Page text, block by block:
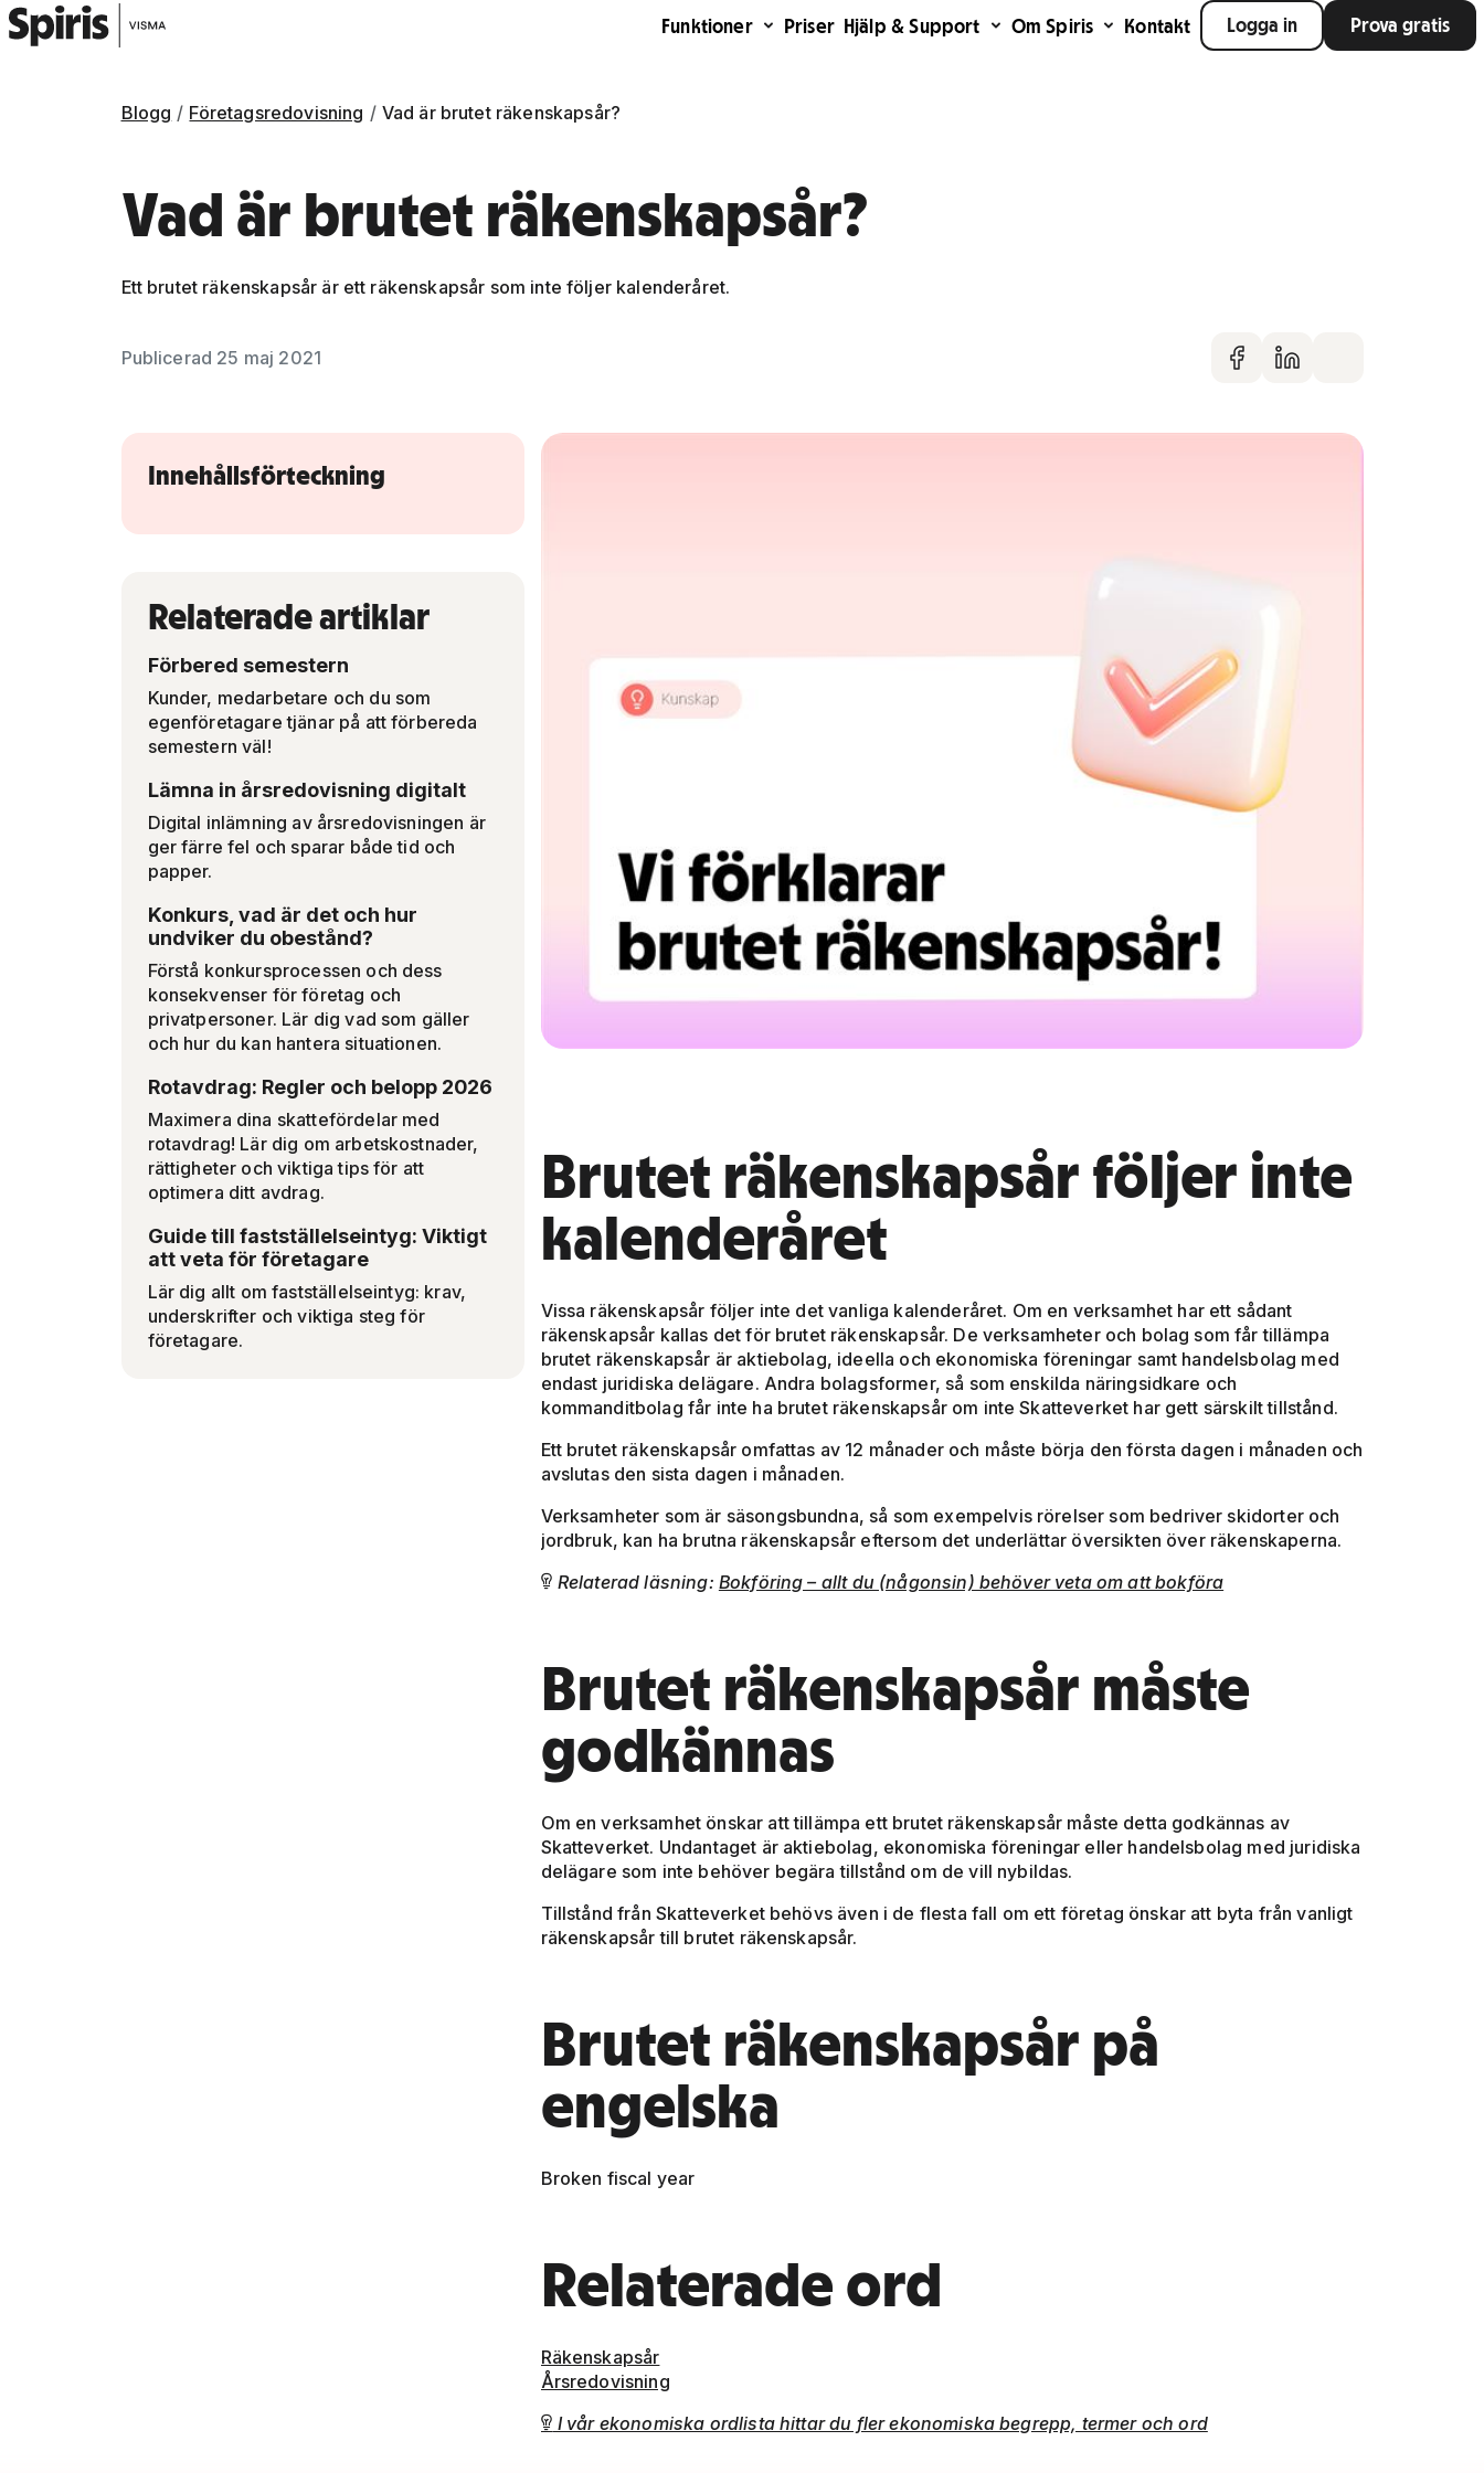
Funktioner Priser Hjälp & Support Om Spiris Kontakt Logga in Prova gratis
Blogg Företagsredovisning Vad är brutet räkenskapsår?
Vad är brutet räkenskapsår?
Ett brutet räkenskapsår är ett räkenskapsår som inte följer kalenderåret.
Publicerad 25 maj 2021 Dela på
Dela på
Gå vidare till artikelns
Innehållsförteckning
Relaterade artiklar
Förbered semestern
Kunder, medarbetare och du som
egenföretagare tjänar på att förbereda
semestern väl!
Lämna in årsredovisning digitalt
Digital inlämning av årsredovisningen är
ger färre fel och sparar både tid och
papper.
Konkurs, vad är det och hur
undviker du obestånd?
Förstå konkursprocessen och dess
konsekvenser för företag och
privatpersoner. Lär dig vad som gäller
och hur du kan hantera situationen.
Rotavdrag: Regler och belopp 2026
Maximera dina skattefördelar med
rotavdrag! Lär dig om arbetskostnader,
rättigheter och viktiga tips för att
optimera ditt avdrag.
Guide till fastställelseintyg: Viktigt
att veta för företagare
Lär dig allt om fastställelseintyg: krav,
underskrifter och viktiga steg för
företagare.
Brutet räkenskapsår följer inte
kalenderåret
Vissa räkenskapsår följer inte det vanliga kalenderåret. Om en verksamhet har ett sådant
räkenskapsår kallas det för brutet räkenskapsår. De verksamheter och bolag som får tillämpa
brutet räkenskapsår är aktiebolag, ideella och ekonomiska föreningar samt handelsbolag med
endast juridiska delägare. Andra bolagsformer, så som enskilda näringsidkare och
kommanditbolag får inte ha brutet räkenskapsår om inte Skatteverket har gett särskilt tillstånd.
Ett brutet räkenskapsår omfattas av 12 månader och måste börja den första dagen i månaden och
avslutas den sista dagen i månaden.
Verksamheter som är säsongsbundna, så som exempelvis rörelser som bedriver skidorter och
jordbruk, kan ha brutna räkenskapsår eftersom det underlättar översikten över räkenskaperna.
 Relaterad läsning: Bokföring – allt du (någonsin) behöver veta om att bokföra
Brutet räkenskapsår måste
godkännas
Om en verksamhet önskar att tillämpa ett brutet räkenskapsår måste detta godkännas av
Skatteverket. Undantaget är aktiebolag, ekonomiska föreningar eller handelsbolag med juridiska
delägare som inte behöver begära tillstånd om de vill nybildas.
Tillstånd från Skatteverket behövs även i de flesta fall om ett företag önskar att byta från vanligt
räkenskapsår till brutet räkenskapsår.
Brutet räkenskapsår på
engelska
Broken fiscal year
Relaterade ord
Räkenskapsår
Årsredovisning
 I vår ekonomiska ordlista hittar du fler ekonomiska begrepp, termer och ord